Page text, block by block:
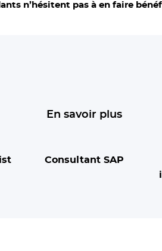
n’hésitent pas à en faire
En savoir plus
Consultant SAP